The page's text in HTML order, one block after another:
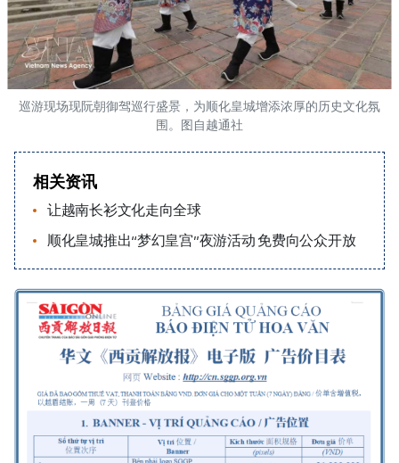
巡游现场现阮朝御驾巡行盛景，为顺化皇城增添浓厚的历史文化氛
围。图自越通社
相关资讯
让越南长衫文化走向全球
顺化皇城推出“梦幻皇宫”夜游活动 免费向公众开放